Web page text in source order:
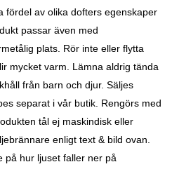
fördel av olika dofters egenskaper
passar även med
plats. Rör inte eller flytta
mycket varm. Lämna aldrig tända
från barn och djur. Säljes
separat i vår butik. Rengörs med
tål ej maskindisk eller
enligt text & bild ovan.
på hur ljuset faller ner på